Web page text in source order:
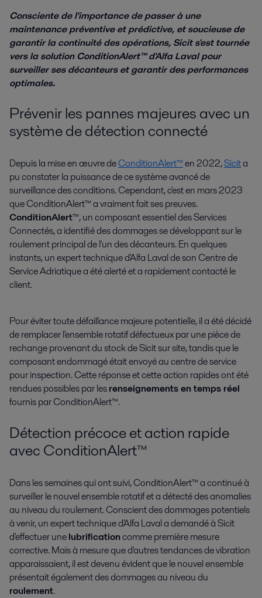
Consciente de l'importance de passer à une
maintenance préventive et prédictive, et soucieuse de
garantir la continuité des opérations, Sicit s'est tournée
vers la solution ConditionAlert™ d'Alfa Laval pour
surveiller ses décanteurs et garantir des performances
optimales.
Prévenir les pannes majeures avec un
système de détection connecté
Depuis la mise en œuvre deConditionAlert™en 2022,Sicita
pu constater la puissance de ce système avancé de
surveillance des conditions. Cependant, c'est en mars 2023
que ConditionAlert™ a vraiment fait ses preuves.
ConditionAlert™, un composant essentiel des Services
Connectés, a identifié des dommages se développant sur le
roulement principal de l'un des décanteurs. En quelques
instants, un expert technique d'Alfa Laval de son Centre de
Service Adriatique a été alerté et a rapidement contacté le
client.
Pour éviter toute défaillance majeure potentielle, il a été décidé
de remplacer l'ensemble rotatif défectueux par une pièce de
rechange provenant du stock de Sicit sur site, tandis que le
composant endommagé était envoyé au centre de service
pour inspection. Cette réponse et cette action rapides ont été
rendues possibles par lesrenseignements en temps réel
fournis par ConditionAlert™.
Détection précoce et action rapide
avec ConditionAlert™
Dans les semaines qui ont suivi, ConditionAlert™ a continué à
surveiller le nouvel ensemble rotatif et a détecté des anomalies
au niveau du roulement. Conscient des dommages potentiels
à venir, un expert technique d'Alfa Laval a demandé à Sicit
d'effectuer unelubrificationcomme première mesure
corrective. Mais à mesure que d'autres tendances de vibration
apparaissaient, il est devenu évident que le nouvel ensemble
présentait également des dommages au niveau du
roulement.